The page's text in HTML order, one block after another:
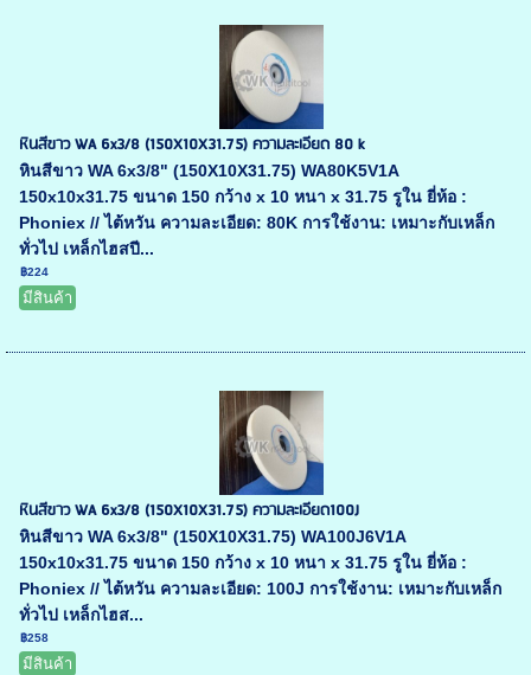
หินสีขาว WA 6x3/8 (150X10X31.75) ความละเอียด 80 k
หินสีขาว WA 6x3/8" (150X10X31.75) WA80K5V1A
150x10x31.75 ขนาด 150 กว้าง x 10 หนา x 31.75 รูใน ยี่ห้อ :
Phoniex // ไต้หวัน ความละเอียด: 80K การใช้งาน: เหมาะกับเหล็ก
ทั่วไป เหล็กไฮสปี...
฿224
มีสินค้า
หินสีขาว WA 6x3/8 (150X10X31.75) ความละเอียด100J
หินสีขาว WA 6x3/8" (150X10X31.75) WA100J6V1A
150x10x31.75 ขนาด 150 กว้าง x 10 หนา x 31.75 รูใน ยี่ห้อ :
Phoniex // ไต้หวัน ความละเอียด: 100J การใช้งาน: เหมาะกับเหล็ก
ทั่วไป เหล็กไฮส...
฿258
มีสินค้า